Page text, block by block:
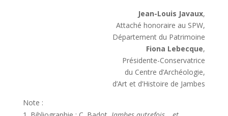
Jean-Louis Javaux,
Attaché honoraire au SPW,
Département du Patrimoine
Fiona Lebecque,
Présidente-Conservatrice
du Centre d’Archéologie,
d’Art et d’Histoire de Jambes
Note :